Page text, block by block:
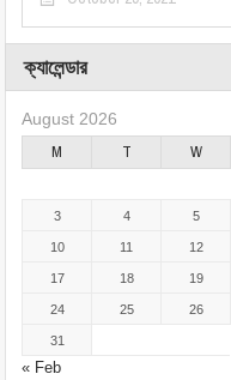
ক্যালেন্ডার
August 2026
M T W
« Feb
3 4 5
10 11 12
17 18 19
24 25 26
31